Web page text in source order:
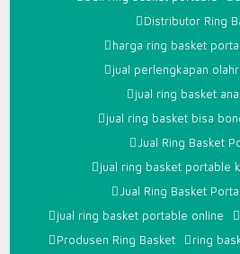
Distributor Ring
harga ring basket
jual perlengkapan
jual ring basket
jual ring basket bisa
Jual Ring Basket
jual ring basket portable
Jual Ring Basket
jual ring basket portable online
Produsen Ring Basket
ring